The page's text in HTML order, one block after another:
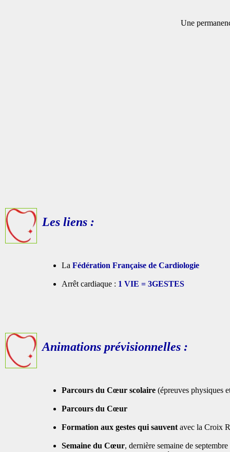
Une
Les liens :
La Fédération Française de Cardiologie
Arrêt cardiaque : 1 VIE = 3GESTES
Animations prévisionnelles :
Parcours du Cœur scolaire (épreuves physiques
Parcours du Cœur
Formation aux gestes qui sauvent avec la Croix
Semaine du Cœur, dernière semaine de